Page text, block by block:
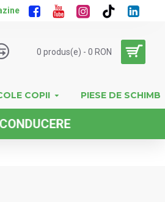
0 produs(e) - 0 RON
COPII PIESE DE SCHIMB